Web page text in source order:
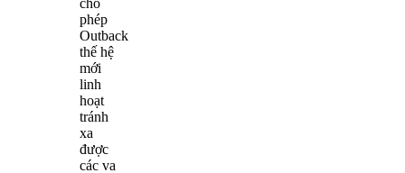
phép
Outback
thế hệ
mới
linh
hoạt
tránh
xa
được
các va